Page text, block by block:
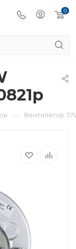
0
— Вентилятор